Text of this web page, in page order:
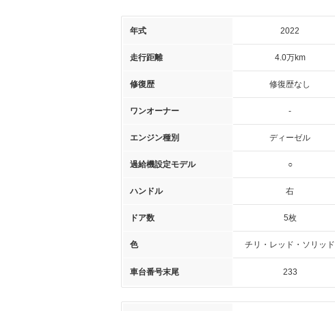
年式 2022
走行距離 4.0万km
修復歴 修復歴なし
ワンオーナー -
エンジン種別 ディーゼル
過給機設定モデル ○
ハンドル 右
ドア数 5枚
色 チリ・レッド・ソリッド
車台番号末尾 233